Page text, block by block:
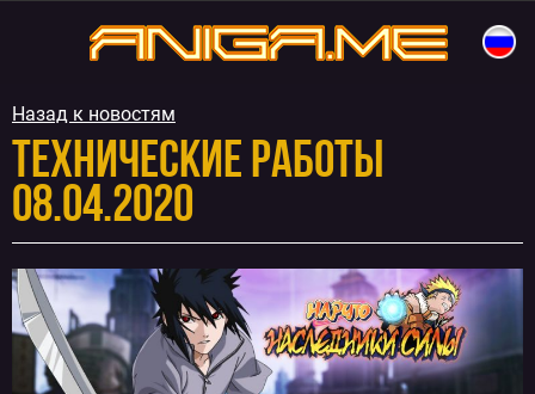
aniga.me
Назад к новостям
Технические работы
08.04.2020